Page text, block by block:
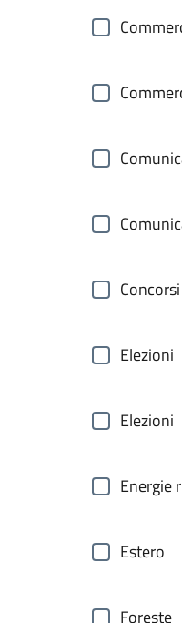
Concorsi
Elezioni
Elezioni
Energie
Estero
Foreste